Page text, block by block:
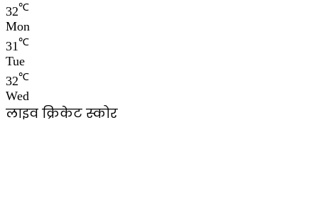
32℃
Mon
31℃
Tue
32℃
Wed
लाइव क्रिकेट स्कोर